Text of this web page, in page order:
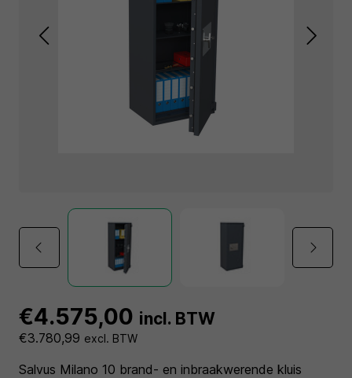
€4.575,00 incl. BTW
€3.780,99 excl. BTW
Salvus Milano 10 brand- en inbraakwerende kluis